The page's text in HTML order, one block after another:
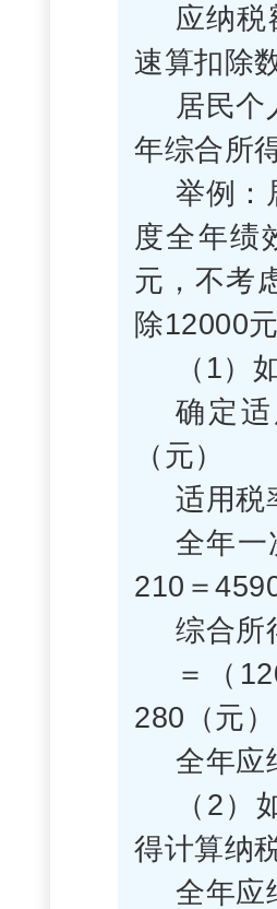
应纳
速算扣除
居民
年综合所
举例：
度全年绩
元，不考
除12000
（1）
确定
（元）
适用税
全年一
210＝
综合所
＝（
280（元）
全年应
（2
得计算纳
全年应